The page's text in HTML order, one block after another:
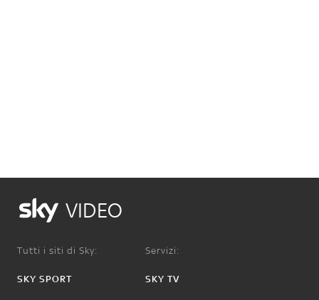
VIDEO
Tutti i siti di Sky:
SKY SPORT
Servizi:
SKY TV